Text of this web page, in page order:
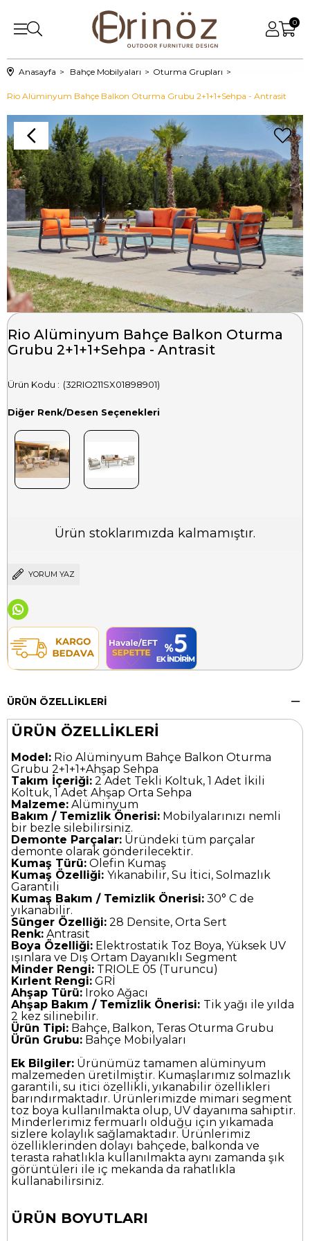
0
Anasayfa Bahçe Mobilyaları Oturma Grupları
Rio Alüminyum Bahçe Balkon Oturma Grubu 2+1+1+Sehpa - Antrasit
Rio Alüminyum Bahçe Balkon Oturma
Grubu 2+1+1+Sehpa - Antrasit
(32RIO211SX01898901)
Diğer Renk/Desen Seçenekleri
Ürün stoklarımızda kalmamıştır.
YORUM YAZ
ÜRÜN ÖZELLIKLERI
ÜRÜN ÖZELLİKLERİ
Model: Rio Alüminyum Bahçe Balkon Oturma
Grubu 2+1+1+Ahşap Sehpa
Takım İçeriği: 2 Adet Tekli Koltuk, 1 Adet İkili
Koltuk, 1 Adet Ahşap Orta Sehpa
Malzeme: Alüminyum
Bakım / Temizlik Önerisi: Mobilyalarınızı nemli
bir bezle silebilirsiniz.
Demonte Parçalar: Üründeki tüm parçalar
demonte olarak gönderilecektir.
Kumaş Türü: Olefin Kumaş
Kumaş Özelliği: Yıkanabilir, Su İtici, Solmazlık
Garantili
Kumaş Bakım / Temizlik Önerisi: 30° C de
yıkanabilir.
Sünger Özelliği: 28 Densite, Orta Sert
Renk: Antrasit
Boya Özelliği: Elektrostatik Toz Boya, Yüksek UV
ışınlara ve Dış Ortam Dayanıklı Segment
Minder Rengi: TRIOLE 05 (Turuncu)
Kırlent Rengi: GRİ
Ahşap Türü: Iroko Ağacı
Ahşap Bakım / Temizlik Önerisi: Tik yağı ile yılda
2 kez silinebilir.
Ürün Tipi: Bahçe, Balkon, Teras Oturma Grubu
Ürün Grubu: Bahçe Mobilyaları
Ek Bilgiler: Ürünümüz tamamen alüminyum
malzemeden üretilmiştir. Kumaşlarımız solmazlık
garantili, su itici özellikli, yıkanabilir özellikleri
barındırmaktadır. Ürünlerimizde mimari segment
toz boya kullanılmakta olup, UV dayanıma sahiptir.
Minderlerimiz fermuarlı olduğu için yıkamada
sizlere kolaylık sağlamaktadır. Ürünlerimiz
özelliklerinden dolayı bahçede, balkonda ve
terasta rahatlıkla kullanılmakta aynı zamanda şık
görüntüleri ile iç mekanda da rahatlıkla
kullanabilirsiniz.
ÜRÜN BOYUTLARI